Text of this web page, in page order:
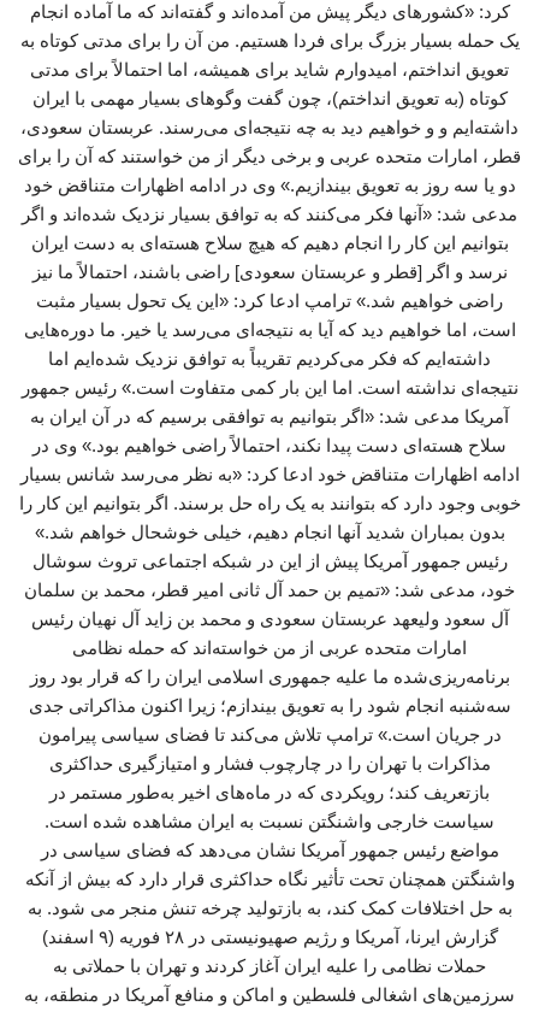
کرد: «کشورهای دیگر پیش من آمده‌اند و گفته‌اند که ما آماده انجام
یک حمله بسیار بزرگ برای فردا هستیم. من آن را برای مدتی کوتاه به
تعویق انداختم، امیدوارم شاید برای همیشه، اما احتمالاً برای مدتی
کوتاه (به تعویق انداختم)، چون گفت‌ وگوهای بسیار مهمی با ایران
داشته‌ایم و و خواهیم دید به چه نتیجه‌ای می‌رسند. عربستان سعودی،
قطر، امارات متحده عربی و برخی دیگر از من خواستند که آن را برای
دو یا سه روز به تعویق بیندازیم.» وی در ادامه اظهارات متناقض خود
مدعی شد: «آنها فکر می‌کنند که به توافق بسیار نزدیک شده‌اند و اگر
بتوانیم این کار را انجام دهیم که هیچ سلاح هسته‌ای به دست ایران
نرسد و اگر [قطر و عربستان سعودی] راضی باشند، احتمالاً ما نیز
راضی خواهیم شد.» ترامپ ادعا کرد: «این یک تحول بسیار مثبت
است، اما خواهیم دید که آیا به نتیجه‌ای می‌رسد یا خیر. ما دوره‌هایی
داشته‌ایم که فکر می‌کردیم تقریباً به توافق نزدیک شده‌ایم اما
نتیجه‌ای نداشته است. اما این بار کمی متفاوت است.» رئیس جمهور
آمریکا مدعی شد: «اگر بتوانیم به توافقی برسیم که در آن ایران به
سلاح هسته‌ای دست پیدا نکند، احتمالاً راضی خواهیم بود.» وی در
ادامه اظهارات متناقض خود ادعا کرد: «به نظر می‌رسد شانس بسیار
خوبی وجود دارد که بتوانند به یک راه‌ حل برسند. اگر بتوانیم این کار را
بدون بمباران شدید آنها انجام دهیم، خیلی خوشحال خواهم شد.»
رئیس جمهور آمریکا پیش از این در شبکه اجتماعی تروث سوشال
خود، مدعی شد: «تمیم بن حمد آل ثانی امیر قطر، محمد بن سلمان
آل سعود ولیعهد عربستان سعودی و محمد بن زاید آل نهیان رئیس
امارات متحده عربی از من خواسته‌اند که حمله نظامی
برنامه‌ریزی‌شده ما علیه جمهوری اسلامی ایران را که قرار بود روز
سه‌شنبه انجام شود را به تعویق بیندازم؛ زیرا اکنون مذاکراتی جدی
در جریان است.» ترامپ تلاش می‌کند تا فضای سیاسی پیرامون
مذاکرات با تهران را در چارچوب فشار و امتیازگیری حداکثری
بازتعریف کند؛ رویکردی که در ماه‌های اخیر به‌طور مستمر در
سیاست خارجی واشنگتن نسبت به ایران مشاهده شده است.
مواضع رئیس جمهور آمریکا نشان می‌دهد که فضای سیاسی در
واشنگتن همچنان تحت تأثیر نگاه حداکثری قرار دارد که بیش از آنکه
به حل اختلافات کمک کند، به بازتولید چرخه تنش منجر می شود. به
گزارش ایرنا، آمریکا و رژیم صهیونیستی در ۲۸ فوریه (۹ اسفند)
حملات نظامی را علیه ایران آغاز کردند و تهران با حملاتی به
سرزمین‌های اشغالی فلسطین و اماکن و منافع آمریکا در منطقه، به